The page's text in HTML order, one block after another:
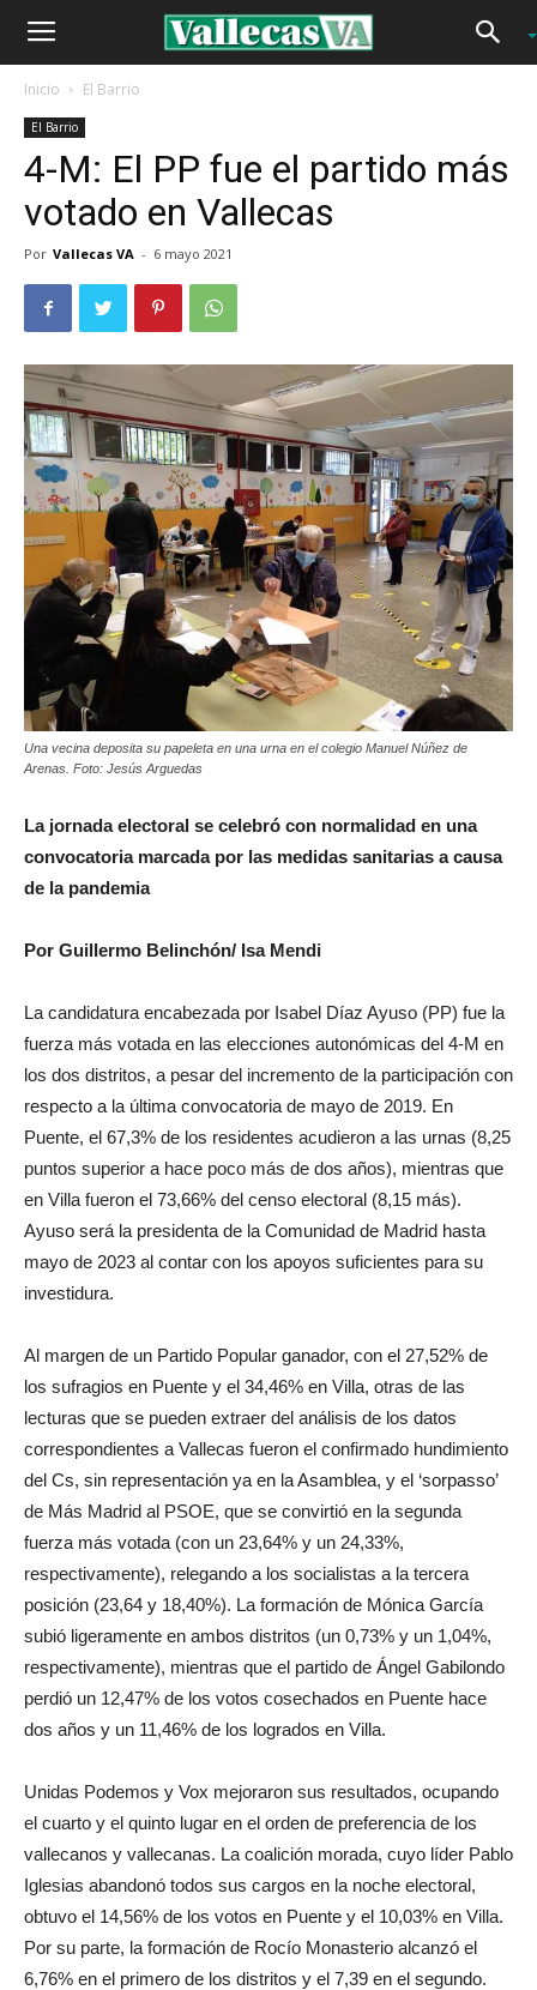
Inicio El Barrio
El Barrio
4-M: El PP fue el partido más
votado en Vallecas
Por Vallecas VA - 6 mayo 2021
Una vecina deposita su papeleta en una urna en el colegio Manuel Núñez de
Arenas. Foto: Jesús Arguedas
La jornada electoral se celebró con normalidad en una
convocatoria marcada por las medidas sanitarias a causa
de la pandemia
Por Guillermo Belinchón/ Isa Mendi
La candidatura encabezada por Isabel Díaz Ayuso (PP) fue la
fuerza más votada en las elecciones autonómicas del 4-M en
los dos distritos, a pesar del incremento de la participación con
respecto a la última convocatoria de mayo de 2019. En
Puente, el 67,3% de los residentes acudieron a las urnas (8,25
puntos superior a hace poco más de dos años), mientras que
en Villa fueron el 73,66% del censo electoral (8,15 más).
Ayuso será la presidenta de la Comunidad de Madrid hasta
mayo de 2023 al contar con los apoyos suficientes para su
investidura.
Al margen de un Partido Popular ganador, con el 27,52% de
los sufragios en Puente y el 34,46% en Villa, otras de las
lecturas que se pueden extraer del análisis de los datos
correspondientes a Vallecas fueron el confirmado hundimiento
del Cs, sin representación ya en la Asamblea, y el ‘sorpasso’
de Más Madrid al PSOE, que se convirtió en la segunda
fuerza más votada (con un 23,64% y un 24,33%,
respectivamente), relegando a los socialistas a la tercera
posición (23,64 y 18,40%). La formación de Mónica García
subió ligeramente en ambos distritos (un 0,73% y un 1,04%,
respectivamente), mientras que el partido de Ángel Gabilondo
perdió un 12,47% de los votos cosechados en Puente hace
dos años y un 11,46% de los logrados en Villa.
Unidas Podemos y Vox mejoraron sus resultados, ocupando
el cuarto y el quinto lugar en el orden de preferencia de los
vallecanos y vallecanas. La coalición morada, cuyo líder Pablo
Iglesias abandonó todos sus cargos en la noche electoral,
obtuvo el 14,56% de los votos en Puente y el 10,03% en Villa.
Por su parte, la formación de Rocío Monasterio alcanzó el
6,76% en el primero de los distritos y el 7,39 en el segundo.